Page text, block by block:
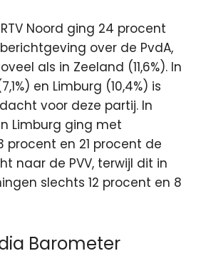
Noord ging 24 procent
over de PvdA,
als in Zeeland (11,6%). In
en Limburg (10,4%) is
voor deze partij. In
Limburg ging met
procent en 21 procent de
naar de PVV, terwijl dit in
slechts 12 procent en 8
Barometer